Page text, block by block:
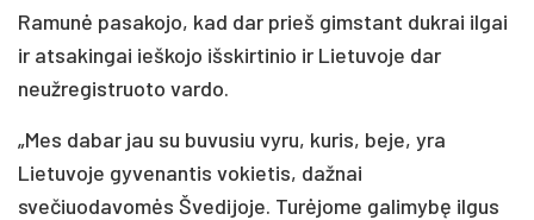
Ramunė pasakojo, kad dar prieš gimstant dukrai ilgai
ir atsakingai ieškojo išskirtinio ir Lietuvoje dar
neužregistruoto vardo.
„Mes dabar jau su buvusiu vyru, kuris, beje, yra
Lietuvoje gyvenantis vokietis, dažnai
svečiuodavomės Švedijoje. Turėjome galimybę ilgus